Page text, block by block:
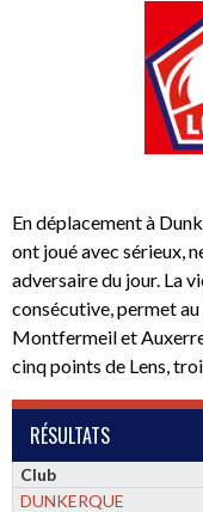
En déplacement à
ont joué avec sérieux,
adversaire du jour. La
consécutive, permet
Montfermeil et
cinq points de Lens,
RÉSULTATS
Club
DUNKERQUE